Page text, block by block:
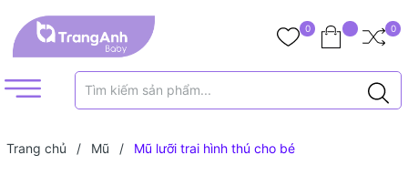
0 0
Trang chủ / Mũ / Mũ lưỡi trai hình thú cho bé